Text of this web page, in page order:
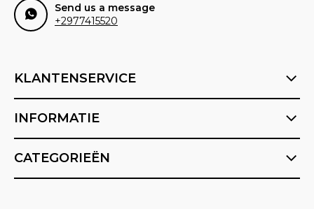
Send us a message
+2977415520
KLANTENSERVICE
INFORMATIE
CATEGORIEËN